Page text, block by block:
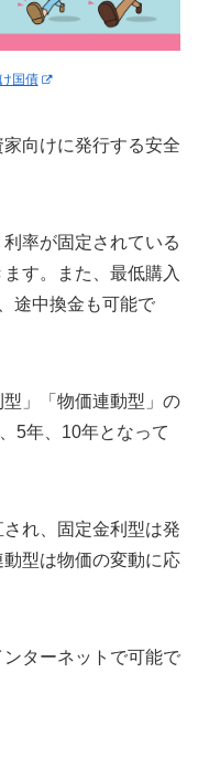
国債
向けに発行する安全
率が固定されている
す。また、最低購入
途中換金も可能で
」「物価連動型」の
5年、10年となって
れ、固定金利型は発
型は物価の変動に応
ターネットで可能で